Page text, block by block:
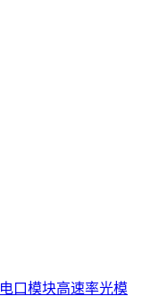
电口模块高速率光模